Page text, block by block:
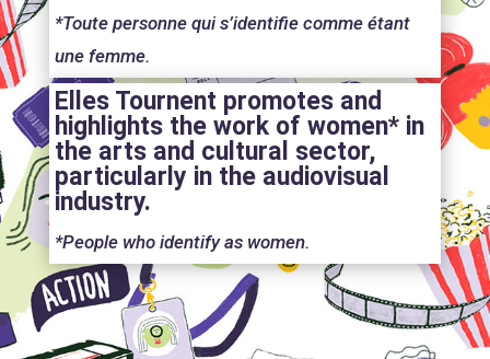
*Toute personne qui s’identifie comme étant
une femme.
Elles Tournent promotes and
highlights the work of women* in
the arts and cultural sector,
particularly in the audiovisual
industry.
*People who identify as women.